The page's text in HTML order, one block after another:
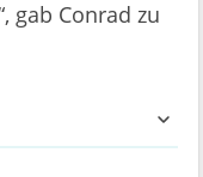
gab Conrad zu